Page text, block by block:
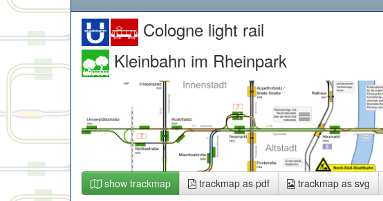
Cologne light rail
Kleinbahn im Rheinpark
show trackmap trackmap as pdf trackmap as svg